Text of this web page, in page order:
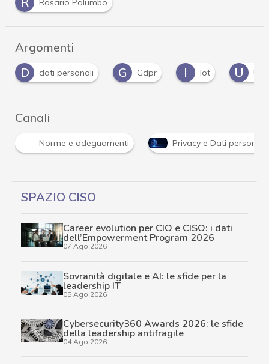
Rosario Palumbo
Argomenti
dati personali G Gdpr U UE
Canali
Norme e adeguamenti Privacy e Dati personali
SPAZIO CISO
Career evolution per CIO e CISO: i dati
dell’Empowerment Program 2026
07 Ago 2026
Sovranità digitale e AI: le sfide per la
leadership IT
05 Ago 2026
Cybersecurity360 Awards 2026: le sfide
della leadership antifragile
04 Ago 2026